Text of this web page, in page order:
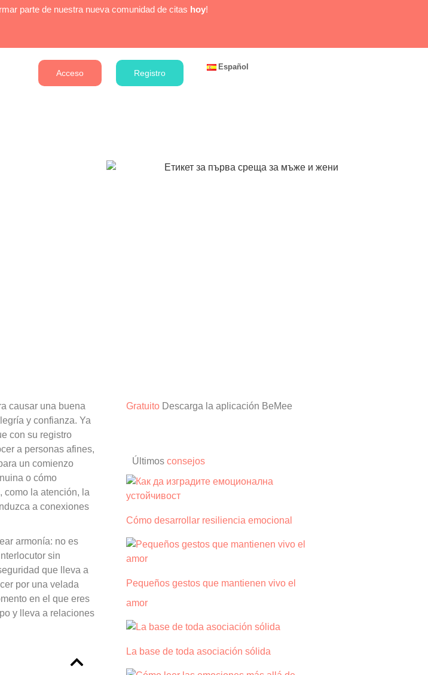
parte de nuestra nueva comunidad de citas hoy!
Acceso Registro
Español
causar una buena
y confianza. Ya
con su registro
a personas afines,
un comienzo
o cómo
como la atención, la
a conexiones
armonía: no es
sin
que lleva a
por una velada
en el que eres
y lleva a relaciones
Gratuito Descarga la aplicación BeMee
Últimos consejos
Cómo desarrollar resiliencia emocional
Pequeños gestos que mantienen vivo el
amor
La base de toda asociación sólida